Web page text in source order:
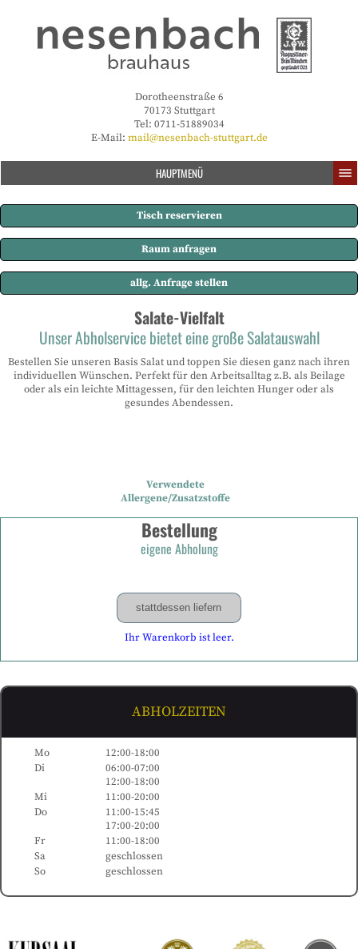
Dorotheenstraße 6
70173 Stuttgart
Tel: 0711-51889034
E-Mail: mail@nesenbach-stuttgart.de
HAUPTMENÜ
Tisch reservieren
Raum anfragen
allg. Anfrage stellen
Salate-Vielfalt
Unser Abholservice bietet eine große Salatauswahl
Bestellen Sie unseren Basis Salat und toppen Sie diesen ganz nach ihren
individuellen Wünschen. Perfekt für den Arbeitsalltag z.B. als Beilage
oder als ein leichte Mittagessen, für den leichten Hunger oder als
gesundes Abendessen.
Verwendete
Allergene/Zusatzstoffe
Bestellung
eigene Abholung
stattdessen liefern
Ihr Warenkorb ist leer.
ABHOLZEITEN
Mo
12:00-18:00
Di
06:00-07:00
12:00-18:00
Mi
11:00-20:00
Do
11:00-15:45
17:00-20:00
Fr
11:00-18:00
Sa
geschlossen
So
geschlossen